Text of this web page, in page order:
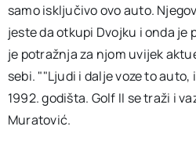
samo isključivo ovo auto.
jeste da otkupi Dvojku i onda je
je potražnja za njom uvijek
sebi. ""Ljudi i dalje voze to auto,
1992. godišta. Golf II se traži i
Muratović.